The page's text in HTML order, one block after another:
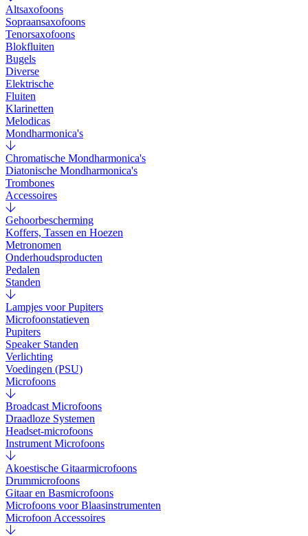
Altsaxofoons
Sopraansaxofoons
Tenorsaxofoons
Blokfluiten
Bugels
Diverse
Elektrische
Fluiten
Klarinetten
Melodicas
Mondharmonica's
Chromatische Mondharmonica's
Diatonische Mondharmonica's
Trombones
Accessoires
Gehoorbescherming
Koffers, Tassen en Hoezen
Metronomen
Onderhoudsproducten
Pedalen
Standen
Lampjes voor Pupiters
Microfoonstatieven
Pupiters
Speaker Standen
Verlichting
Voedingen (PSU)
Microfoons
Broadcast Microfoons
Draadloze Systemen
Headset-microfoons
Instrument Microfoons
Akoestische Gitaarmicrofoons
Drummicrofoons
Gitaar en Basmicrofoons
Microfoons voor Blaasinstrumenten
Microfoon Accessoires